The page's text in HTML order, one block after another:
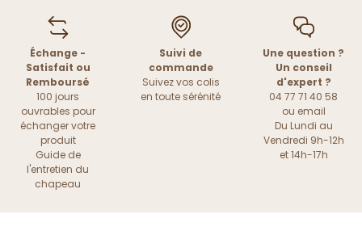
Échange -
Satisfait ou
Remboursé
100 jours
ouvrables pour
échanger votre
produit
Guide de
l'entretien du
chapeau
Suivi de
commande
Suivez vos colis
en toute sérénité
Une question ?
Un conseil
d'expert ?
04 77 71 40 58
ou email
Du Lundi au
Vendredi 9h-12h
et 14h-17h